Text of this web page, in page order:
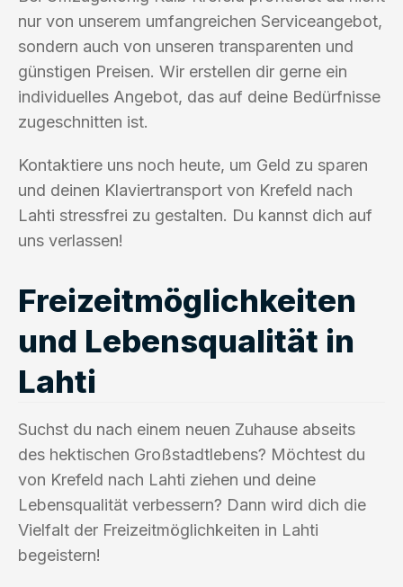
nur von unserem umfangreichen Serviceangebot,
sondern auch von unseren transparenten und
günstigen Preisen. Wir erstellen dir gerne ein
individuelles Angebot, das auf deine Bedürfnisse
zugeschnitten ist.
Kontaktiere uns noch heute, um Geld zu sparen
und deinen Klaviertransport von Krefeld nach
Lahti stressfrei zu gestalten. Du kannst dich auf
uns verlassen!
Freizeitmöglichkeiten
und Lebensqualität in
Lahti
Suchst du nach einem neuen Zuhause abseits
des hektischen Großstadtlebens? Möchtest du
von Krefeld nach Lahti ziehen und deine
Lebensqualität verbessern? Dann wird dich die
Vielfalt der Freizeitmöglichkeiten in Lahti
begeistern!